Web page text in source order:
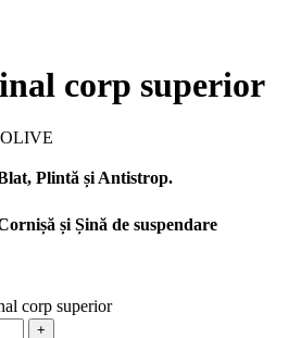
corp superior
Plintă și Antistrop.
și Șină de suspendare
corp superior